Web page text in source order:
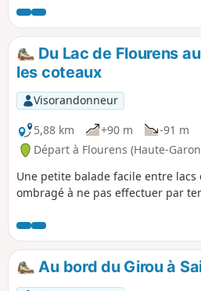
Du Lac de Flourens
les coteaux
Visorandonneur
5,88 km
+90 m -91 m
Départ à Flourens (Haute-
Une petite balade facile entre lacs
ombragé à ne pas effectuer par
Au bord du Girou à